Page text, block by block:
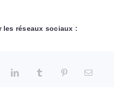
les réseaux sociaux :